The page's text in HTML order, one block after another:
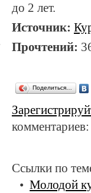
до 2 лет.
Источник:
Прочтений:
Поделиться…
Ссылки по
Молодой